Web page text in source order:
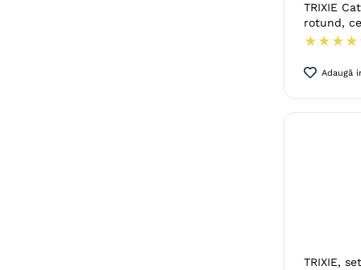
TRIXIE
rotund,
★ ★ ★ ★
Adaugă
TRIXIE,